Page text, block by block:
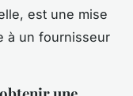
est une mise
à un fournisseur